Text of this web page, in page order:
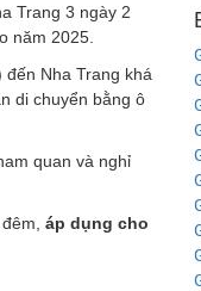
Trang 3 ngày 2
năm 2025.
Nha Trang khá
di chuyển bằng ô
quan và nghỉ
áp dụng cho